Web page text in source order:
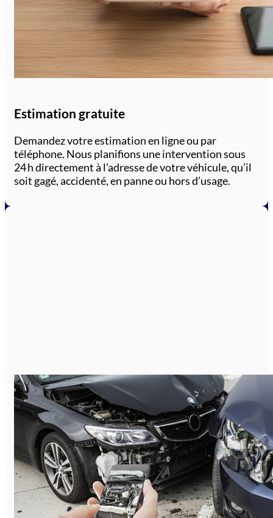
Estimation gratuite
Demandez votre estimation en ligne ou par
téléphone. Nous planifions une intervention sous
24 h directement à l’adresse de votre véhicule, qu’il
soit gagé, accidenté, en panne ou hors d’usage.